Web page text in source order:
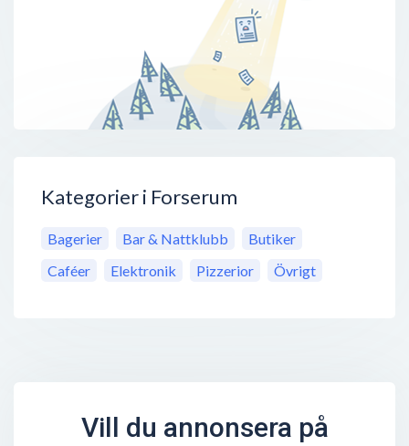
Kategorier i Forserum
Bagerier Bar & Nattklubb
Butiker
Caféer
Elektronik Pizzerior Övrigt
Vill du annonsera på